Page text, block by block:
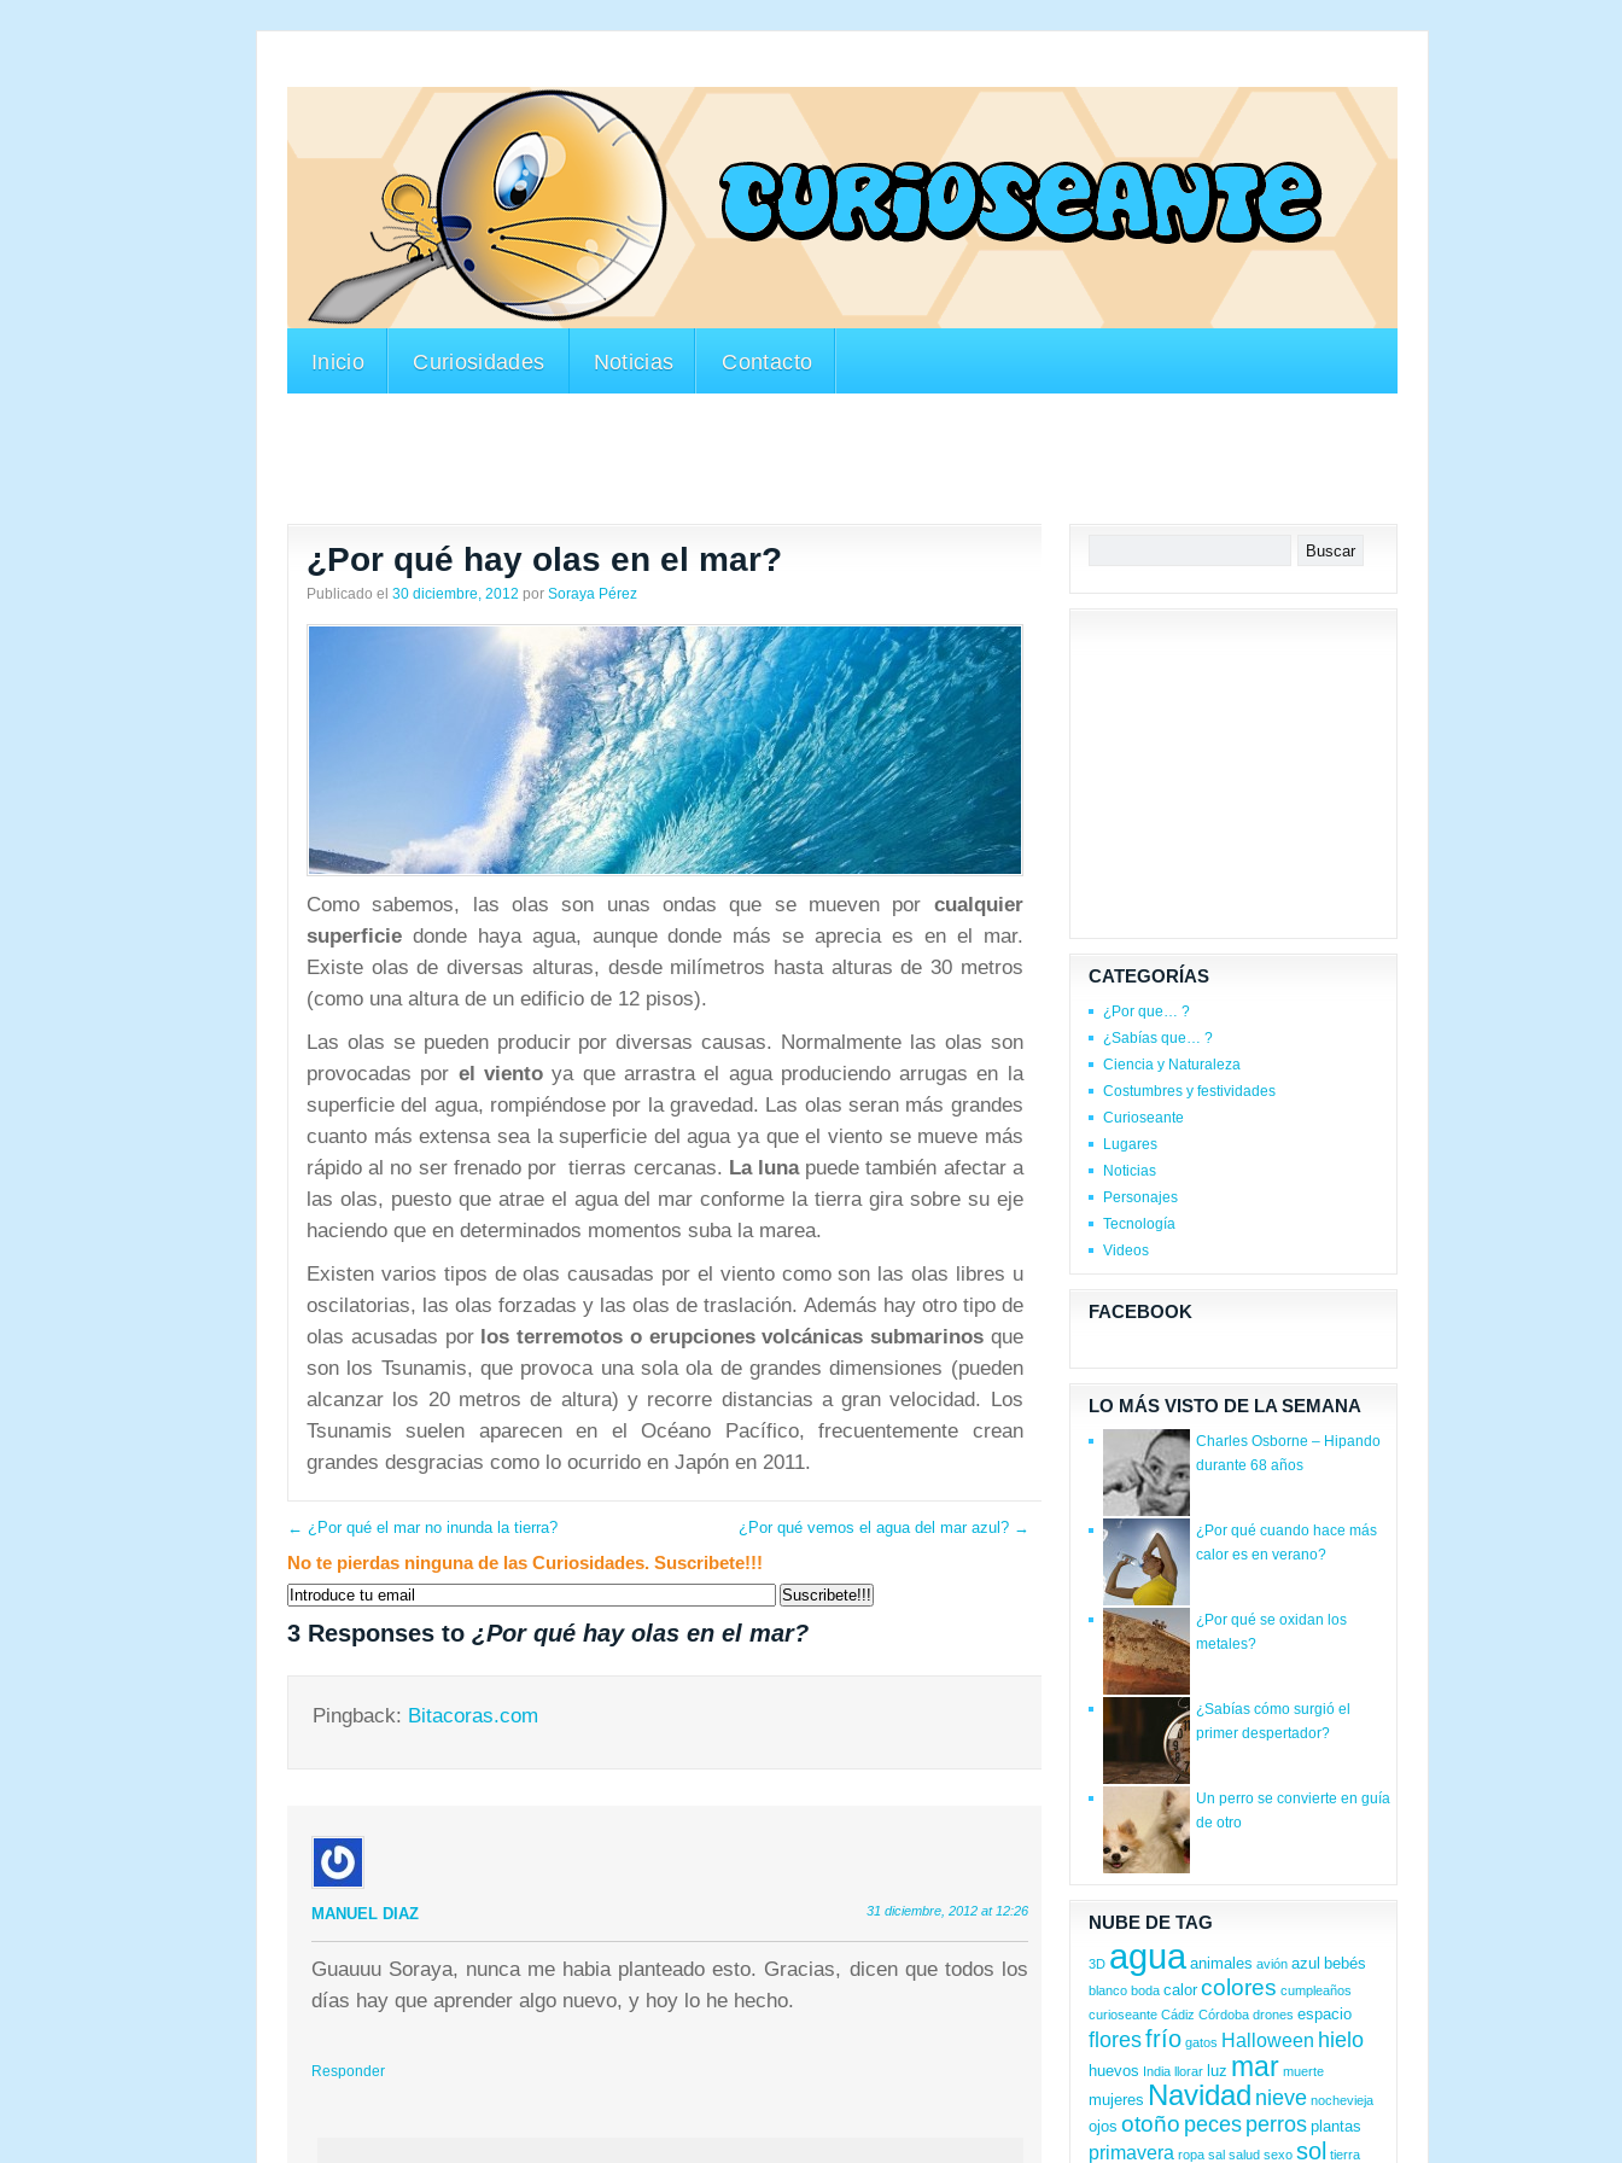
Inicio Curiosidades Noticias Contacto
¿Por qué hay olas en el mar?
Publicado el 30 diciembre, 2012 por Soraya Pérez
Como sabemos, las olas son unas ondas que se mueven por cualquier
superficie donde haya agua, aunque donde más se aprecia es en el mar.
Existe olas de diversas alturas, desde milímetros hasta alturas de 30 metros
(como una altura de un edificio de 12 pisos).
Las olas se pueden producir por diversas causas. Normalmente las olas son
provocadas por el vientoya que arrastra el agua produciendo arrugas en la
superficie del agua, rompiéndose por la gravedad. Las olas seran más grandes
cuanto más extensa sea la superficie del agua ya que el viento se mueve más
rápido al no ser frenado por tierras cercanas. La lunapuede también afectar a
las olas, puesto que atrae el agua del mar conforme la tierra gira sobre su eje
haciendo que en determinados momentos suba la marea.
Existen varios tipos de olas causadas por el viento como son las olas libres u
oscilatorias, las olas forzadas y las olas de traslación. Además hay otro tipo de
olas acusadas por los terremotos o erupciones volcánicas submarinos que
son los Tsunamis, que provoca una sola ola de grandes dimensiones (pueden
alcanzar los 20 metros de altura) y recorre distancias a gran velocidad. Los
Tsunamis suelen aparecen en el Océano Pacífico, frecuentemente crean
grandes desgracias como lo ocurrido en Japón en 2011.
← ¿Por qué el mar no inunda la tierra? ¿Por qué vemos el agua del mar azul? →
No te pierdas ninguna de las Curiosidades. Suscribete!!!
3 Responses to ¿Por qué hay olas en el mar?
Pingback: Bitacoras.com
MANUEL DIAZ 31 diciembre, 2012 at 12:26
Guauuu Soraya, nunca me habia planteado esto. Gracias, dicen que todos los
días hay que aprender algo nuevo, y hoy lo he hecho.
Responder
CATEGORÍAS
¿Por que… ?
¿Sabías que… ?
Ciencia y Naturaleza
Costumbres y festividades
Curioseante
Lugares
Noticias
Personajes
Tecnología
Videos
FACEBOOK
LO MÁS VISTO DE LA SEMANA
Charles Osborne – Hipando
durante 68 años
¿Por qué cuando hace más
calor es en verano?
¿Por qué se oxidan los
metales?
¿Sabías cómo surgió el
primer despertador?
Un perro se convierte en guía
de otro
NUBE DE TAG
3D agua animales avión azul bebés
blanco boda calor colores cumpleaños
curioseante Cádiz Córdoba drones espacio
floresfrío gatos Halloween hielo
huevos India llorar luz mar muerte
mujeres Navidad nieve nochevieja
ojos otoño peces perros plantas
primavera ropa sal salud sexo sol tierra